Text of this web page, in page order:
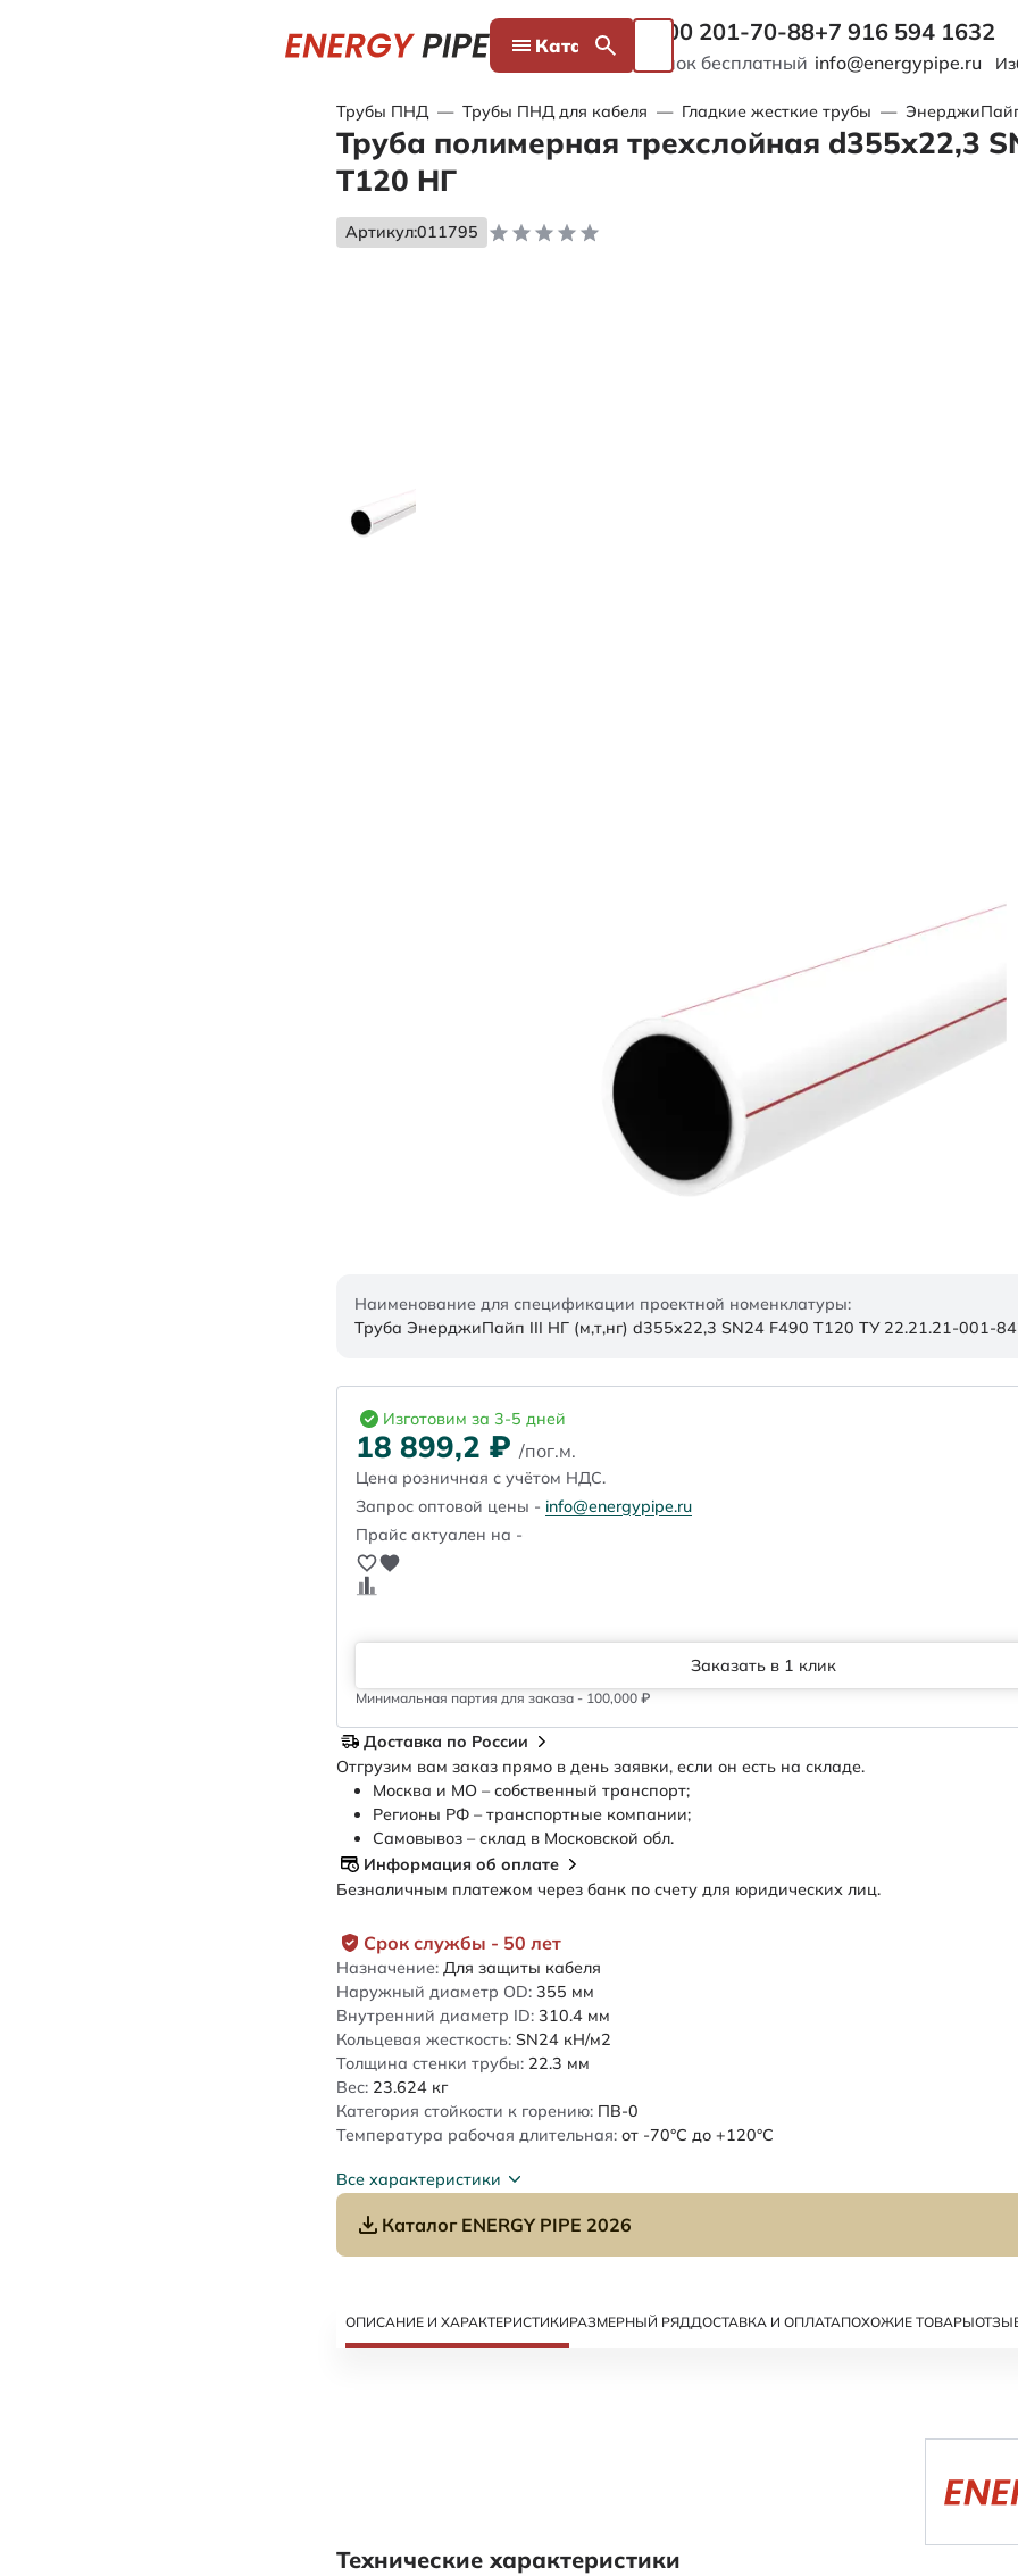
Каталог 8 800 201-70-88
Звонок бесплатный
+7 916 594 1632
info@energypipe.ru
Трубы ПНД — Трубы ПНД для кабеля — Гладкие жесткие трубы —
Труба полимерная трехслойная d355х22,3
Т120 НГ
Артикул:011795
Наименование для спецификации проектной номенклатуры:
Труба ЭнерджиПайп III НГ (м,т,нг) d355х22,3 SN24 F490 Т120 ТУ 22.21.21-001-
Срок службы - 50 лет
Назначение: Для защиты кабеля
Наружный диаметр OD: 355 мм
Внутренний диаметр ID: 310.4 мм
Кольцевая жесткость: SN24 кН/м2
Толщина стенки трубы: 22.3 мм
Вес: 23.624 кг
Категория стойкости к горению: ПВ-0
Температура рабочая длительная: от -70°C до +120°C
Все характеристики
Каталог ENERGY PIPE 2026
Изготовим за 3-5 дней
18 899,2 ₽ /пог.м.
Цена розничная с учётом НДС.
Запрос оптовой цены - info@energypipe.ru
Прайс актуален на -
Заказать в 1 клик
Минимальная партия для заказа - 100,000 ₽
Доставка по России
Отгрузим вам заказ прямо в день заявки, если он есть на складе.
Москва и МО – собственный транспорт;
Регионы РФ – транспортные компании;
Самовывоз – склад в Московской обл.
Информация об оплате
Безналичным платежом через банк по счету для юридических лиц.
ОПИСАНИЕ И ХАРАКТЕРИСТИКИРАЗМЕРНЫЙ РЯДДОСТАВКА И ОПЛАТАПОХОЖИЕ ТОВАРЫ
Технические характеристики